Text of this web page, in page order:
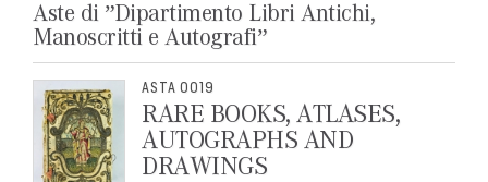
Aste di ”Dipartimento Libri Antichi,
Manoscritti e Autografi”
ASTA 0019
RARE BOOKS, ATLASES,
AUTOGRAPHS AND
DRAWINGS